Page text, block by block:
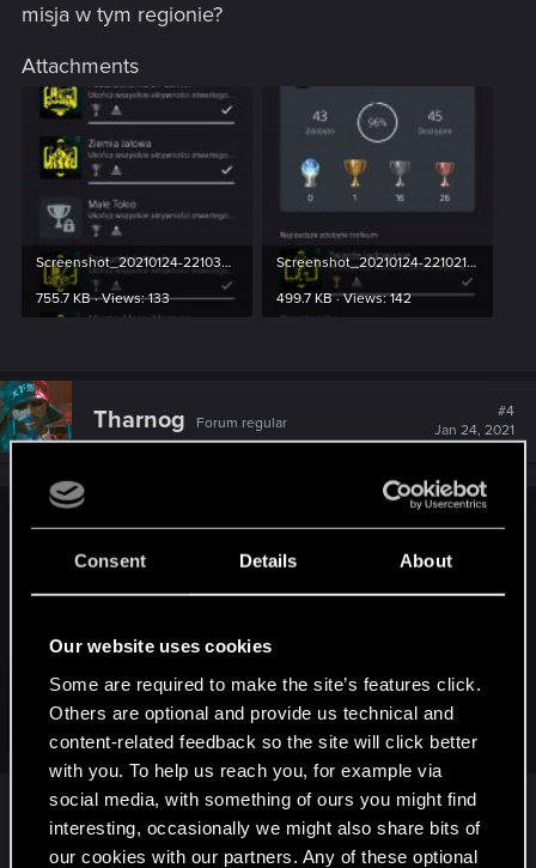
Consent Details About
Our website uses cookies
Some are required to make the site’s features click.
Others are optional and provide us technical and
content-related feedback so the site will click better
with you. To help us reach you, for example via
social media, with something of ours you might find
interesting, occasionally we might also share bits of
our cookies with our partners. Any of these optional
misja w tym regionie?
Attachments
Screenshot_20210124-221030_PS App.jpg
755.7 KB · Views: 133
Screenshot_20210124-221021_PS App.jpg
499.7 KB · Views: 142
Tharnog Forum regular
#4
Jan 24, 2021
X_infiniti_one_X said:
Tak, tego i innych sposobów. Nawet wyrwalem savy z pliku
godzin do tyłu, jak już misja się to już nie jestem w stanie
zawiesiła się kolejna misja nadal w Japantown. Dokładnie
ta z automatem koło megabloku. Ta co trzeba podchodzić
kilka razy. Zawiesiła się dokładnie przy pierwszym podejściu
gdzie miałem poznać się z tym automatem. I co teraz?
Zacząć grę 3 raz i po kilku dziesięciu godzinach zawiesi się
inna misja w tym regionie?
Click to expand...
Za pierwszym podejściem też te misje miałem
zbugowane. Przy drugim każda misja uratowana